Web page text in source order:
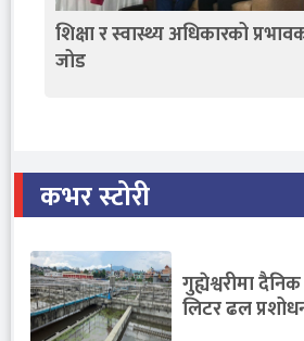
शिक्षा र स्वास्थ्य अधिकारको
जोड
कभर स्टोरी
गुह्येश्वरीमा
लिटर ढल